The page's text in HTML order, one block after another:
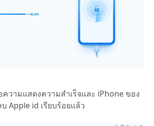
วามแสดงความสำเร็จและ iPhone ของ
Apple id เรียบร้อยแล้ว